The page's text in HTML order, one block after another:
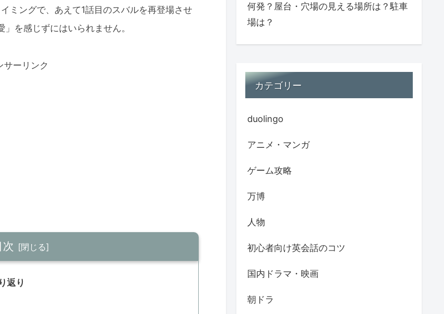
ミングで、あえて1話目のスバルを再登場させ
を感じずにはいられません。
サーリンク
次
返り
何発？屋台・穴場の見える場所は？駐車
場は？
カテゴリー
duolingo
アニメ・マンガ
ゲーム攻略
万博
人物
初心者向け英会話のコツ
国内ドラマ・映画
朝ドラ